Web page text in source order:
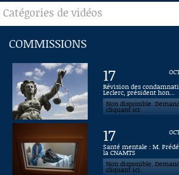
ACCUEIL
EN DIRECT
À LA DEMANDE
RECHERCHE
AIDE À LA DÉCOUPE
DE VIDÉOS
Catégories de vidéos
Questions au
Commissions
Présidence
Évènements
Connaissance,
COMMISSIONS
17
Révision des
Leclerc, président hon...
Non disponible.
cliquant ici.
17
Santé mentale : M.
la CNAMTS
Non disponible.
cliquant ici.